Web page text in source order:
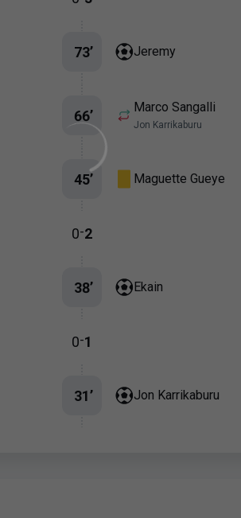
Jeremy
73’
Marco Sangalli
Jon Karrikaburu
66’
Maguette Gueye
45’
0-2
Ekain
38’
0-1
Jon Karrikaburu
31’